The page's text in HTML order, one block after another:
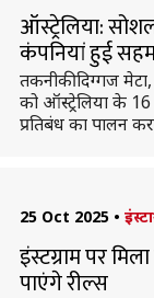
ऑस्ट्रेलिया:
कंपनियां हुई
तकनीकी दिग्गज
को ऑस्ट्रेलिया के
प्रतिबंध का पालन
25 Oct 2025 •
इंस्टग्राम पर
पाएंगे रील्स